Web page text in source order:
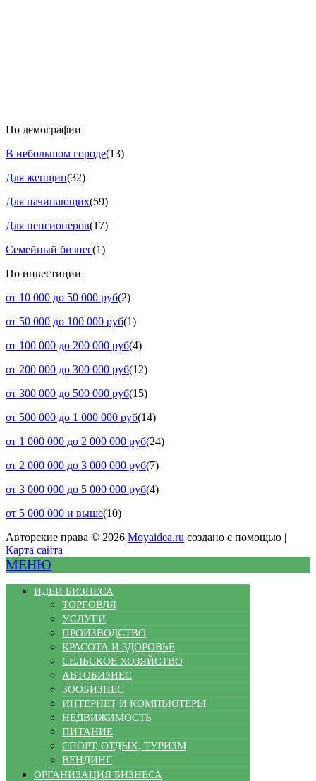
По демографии
В небольшом городе(13)
Для женщин(32)
Для начинающих(59)
Для пенсионеров(17)
Семейный бизнес(1)
По инвестиции
от 10 000 до 50 000 руб(2)
от 50 000 до 100 000 руб(1)
от 100 000 до 200 000 руб(4)
от 200 000 до 300 000 руб(12)
от 300 000 до 500 000 руб(15)
от 500 000 до 1 000 000 руб(14)
от 1 000 000 до 2 000 000 руб(24)
от 2 000 000 до 3 000 000 руб(7)
от 3 000 000 до 5 000 000 руб(4)
от 5 000 000 и выше(10)
Авторские права © 2026 Moyaidea.ru создано с помощью |
Карта сайта
МЕНЮ
ИДЕИ БИЗНЕСА
ТОРГОВЛЯ
УСЛУГИ
ПРОИЗВОДСТВО
КРАСОТА И ЗДОРОВЬЕ
СЕЛЬСКОЕ ХОЗЯЙСТВО
АВТОБИЗНЕС
ЗООБИЗНЕС
ИНТЕРНЕТ И КОМПЬЮТЕРЫ
НЕДВИЖИМОСТЬ
ПИТАНИЕ
СПОРТ, ОТДЫХ, ТУРИЗМ
ВЕНДИНГ
ОРГАНИЗАЦИЯ БИЗНЕСА